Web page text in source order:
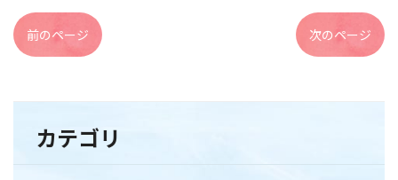
前のページ 次のページ
カテゴリ